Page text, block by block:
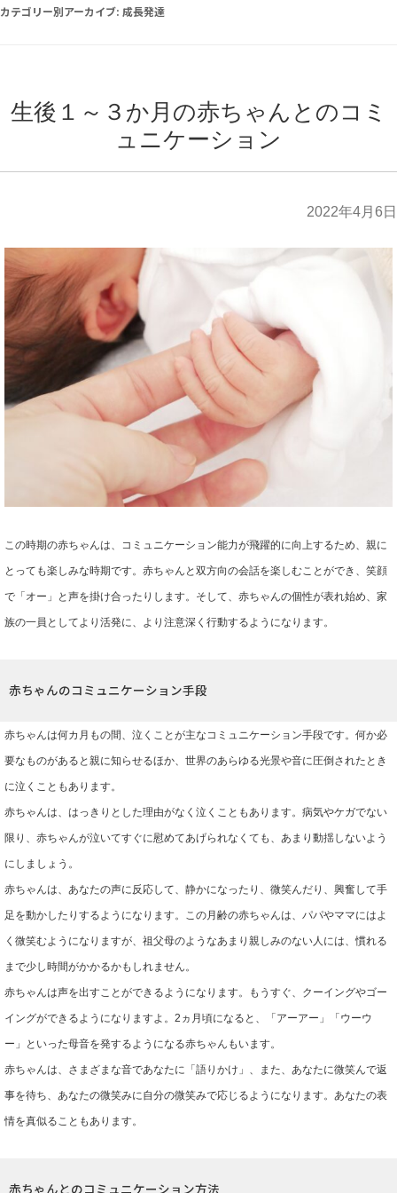
カテゴリー別アーカイブ: 成長発達
生後１～３か月の赤ちゃんとのコミ
ュニケーション
2022年4月6日
この時期の赤ちゃんは、コミュニケーション能力が飛躍的に向上するため、親に
とっても楽しみな時期です。赤ちゃんと双方向の会話を楽しむことができ、笑顔
で「オー」と声を掛け合ったりします。そして、赤ちゃんの個性が表れ始め、家
族の一員としてより活発に、より注意深く行動するようになります。
赤ちゃんのコミュニケーション手段
赤ちゃんは何カ月もの間、泣くことが主なコミュニケーション手段です。何か必
要なものがあると親に知らせるほか、世界のあらゆる光景や音に圧倒されたとき
に泣くこともあります。
赤ちゃんは、はっきりとした理由がなく泣くこともあります。病気やケガでない
限り、赤ちゃんが泣いてすぐに慰めてあげられなくても、あまり動揺しないよう
にしましょう。
赤ちゃんは、あなたの声に反応して、静かになったり、微笑んだり、興奮して手
足を動かしたりするようになります。この月齢の赤ちゃんは、パパやママにはよ
く微笑むようになりますが、祖父母のようなあまり親しみのない人には、慣れる
まで少し時間がかかるかもしれません。
赤ちゃんは声を出すことができるようになります。もうすぐ、クーイングやゴー
イングができるようになりますよ。2ヵ月頃になると、「アーアー」「ウーウ
ー」といった母音を発するようになる赤ちゃんもいます。
赤ちゃんは、さまざまな音であなたに「語りかけ」、また、あなたに微笑んで返
事を待ち、あなたの微笑みに自分の微笑みで応じるようになります。あなたの表
情を真似ることもあります。
赤ちゃんとのコミュニケーション方法